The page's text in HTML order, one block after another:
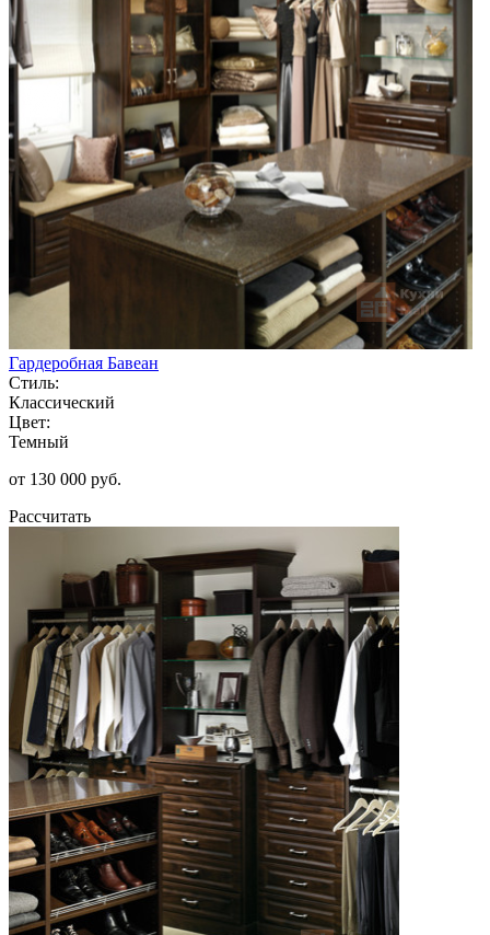
Гардеробная Бавеан
Стиль:
Классический
Цвет:
Темный
от 130 000 руб.
Рассчитать